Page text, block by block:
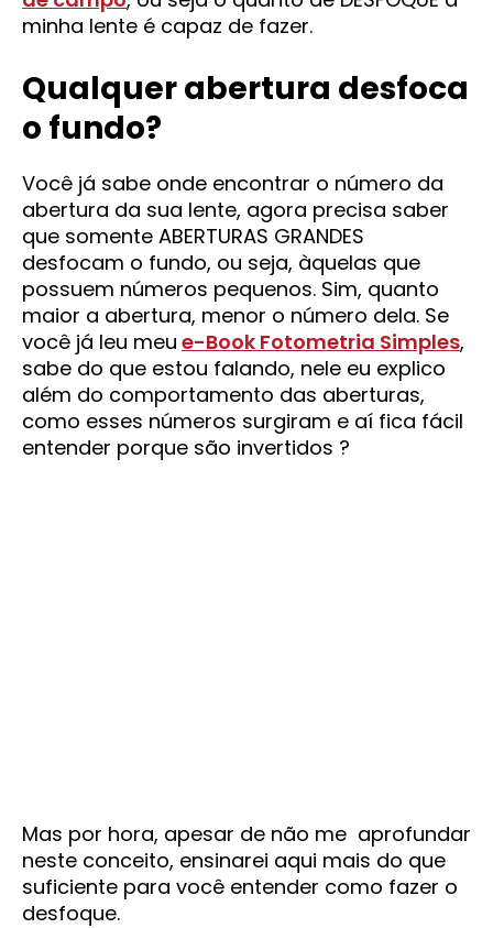
minha lente é capaz de fazer.
Qualquer abertura desfoca
o fundo?
Você já sabe onde encontrar o número da
abertura da sua lente, agora precisa saber
que somente ABERTURAS GRANDES
desfocam o fundo, ou seja, àquelas que
possuem números pequenos. Sim, quanto
maior a abertura, menor o número dela. Se
você já leu meu e-Book Fotometria Simples,
sabe do que estou falando, nele eu explico
além do comportamento das aberturas,
como esses números surgiram e aí fica fácil
entender porque são invertidos ?
Mas por hora, apesar de não me aprofundar
neste conceito, ensinarei aqui mais do que
suficiente para você entender como fazer o
desfoque.